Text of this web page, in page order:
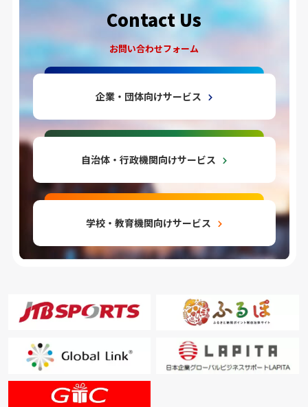
Contact Us
お問い合わせフォーム
企業・団体向けサービス
自治体・行政機関向けサービス
学校・教育機関向けサービス